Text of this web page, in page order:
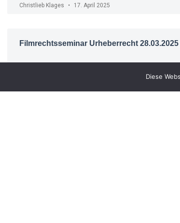
Christlieb Klages 17. April 2025
Filmrechtsseminar Urheberrecht 28.03.2025
Christlieb Klages 9. März 2025
Diese